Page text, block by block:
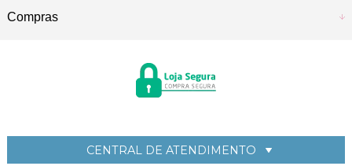
Compras
CENTRAL DE ATENDIMENTO